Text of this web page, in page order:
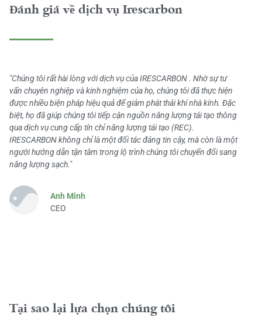
Đánh giá về dịch vụ Irescarbon
"Chúng tôi rất hài lòng với dịch vụ của IRESCARBON . Nhờ sự tư
vấn chuyên nghiệp và kinh nghiệm của họ, chúng tôi đã thực hiện
được nhiều biện pháp hiệu quả để giảm phát thải khí nhà kính. Đặc
biệt, họ đã giúp chúng tôi tiếp cận nguồn năng lượng tái tạo thông
qua dịch vụ cung cấp tín chỉ năng lượng tái tạo (REC).
IRESCARBON không chỉ là một đối tác đáng tin cậy, mà còn là một
người hướng dẫn tận tâm trong lộ trình chúng tôi chuyển đổi sang
năng lượng sạch."
Anh Minh
CEO
Tại sao lại lựa chọn chúng tôi